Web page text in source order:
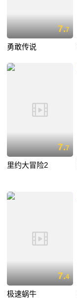
7.7
勇敢传说
7.7
里约大冒险2
7.4
极速蜗牛